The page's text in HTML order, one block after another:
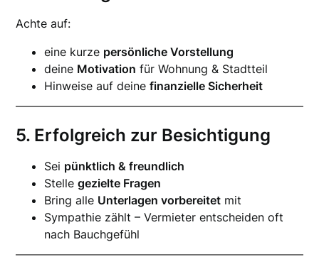
Achte auf:
eine kurze persönliche Vorstellung
deine Motivation für Wohnung & Stadtteil
Hinweise auf deinefinanzielle Sicherheit
5. Erfolgreich zur Besichtigung
Sei pünktlich & freundlich
Stellegezielte Fragen
Bring alle Unterlagen vorbereitet mit
Sympathie zählt – Vermieter entscheiden oft
nach Bauchgefühl